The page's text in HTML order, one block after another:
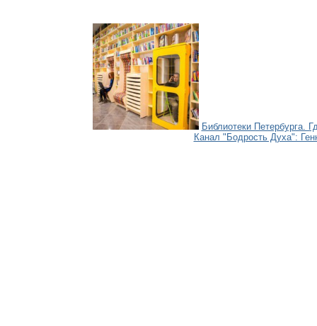
Библиотеки Петербурга.
Канал "Бодрость Духа":